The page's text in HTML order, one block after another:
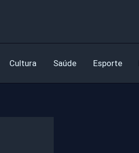
Cultura Saúde Esporte